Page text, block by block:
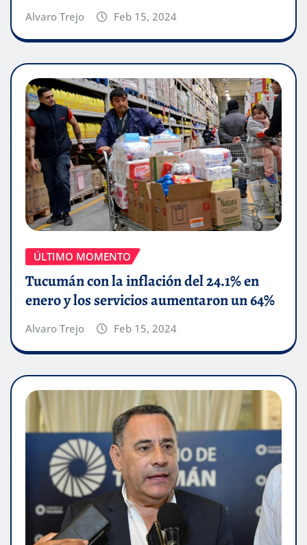
Alvaro Trejo Feb 15, 2024
ÚLTIMO MOMENTO
Tucumán con la inflación del 24.1% en
enero y los servicios aumentaron un 64%
Alvaro Trejo Feb 15, 2024